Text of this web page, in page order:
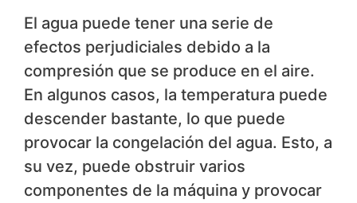
El agua puede tener una serie de
efectos perjudiciales debido a la
compresión que se produce en el aire.
En algunos casos, la temperatura puede
descender bastante, lo que puede
provocar la congelación del agua. Esto, a
su vez, puede obstruir varios
componentes de la máquina y provocar